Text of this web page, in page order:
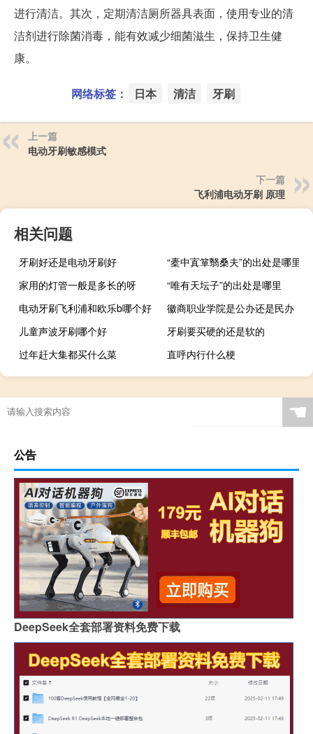
进行清洁。其次，定期清洁厕所器具表面，使用专业的清
洁剂进行除菌消毒，能有效减少细菌滋生，保持卫生健
康。
网络标签： 日本 清洁 牙刷
上一篇
电动牙刷敏感模式
下一篇
飞利浦电动牙刷 原理
相关问题
牙刷好还是电动牙刷好
“橐中寘箪翳桑夫”的出处是哪里
家用的灯管一般是多长的呀
“唯有天坛子”的出处是哪里
电动牙刷飞利浦和欧乐b哪个好
徽商职业学院是公办还是民办
儿童声波牙刷哪个好
牙刷要买硬的还是软的
过年赶大集都买什么菜
直呼内行什么梗
☚
公告
DeepSeek全套部署资料免费下载